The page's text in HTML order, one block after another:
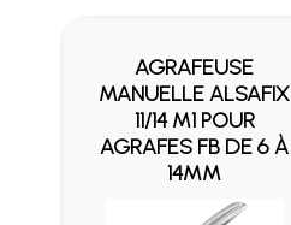
AGRAFEUSE
MANUELLE ALSAFIX
11/14 M1 POUR
AGRAFES FB DE 6 À
14MM